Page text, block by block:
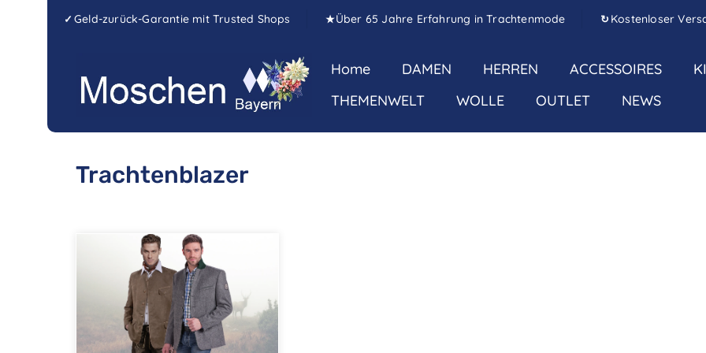
Zum Hauptinhalt springen
Zur Hauptnavigation springen
✓ Geld-zurück-Garantie mit Trusted Shops ★Über 65 Jahre Erfahrung in Trachtenmode ↻ Kostenloser
Home DAMEN HERREN ACCESSOIRES
THEMENWELT
WOLLE OUTLET NEWS
Trachtenblazer